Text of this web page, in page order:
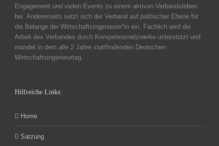
Engagement und vielen Events zu einem aktiven Verbandsleben
bei. Andererseits setzt sich der Verband auf politischer Ebene für
die Belange der Wirtschaftsingenieure*in ein. Fachlich wird die
Arbeit des Verbandes durch Kompetenznetzwerke unterstützt und
mündet in dem alle 2 Jahre stattfindenden Deutschen
Wirtschaftsingenieurtag.
Hilfreiche Links:
Home
Satzung